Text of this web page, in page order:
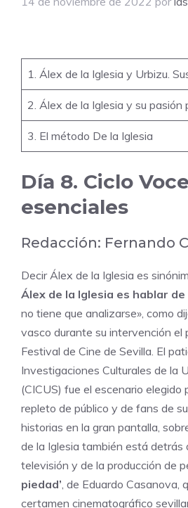
1. Álex de la Iglesia y Urbizu.
2. Álex de la Iglesia y su pasión
3. El método De la Iglesia
Día 8. Ciclo
esenciales
Redacción: Fernando
DecirÁlex de la Iglesia es
Álex de la Iglesia es hablar de
no tiene que analizarse», como
vasco durante su intervención el
Festival de Cine de Sevilla. El
Investigaciones Culturales de la
(CICUS) fue el escenario elegido
repleto de público y de fans de
historias en la gran pantalla,
de la Iglesia también está detrás
televisión y de la producción de
piedad’, de Eduardo Casanova,
certamen cinematográfico